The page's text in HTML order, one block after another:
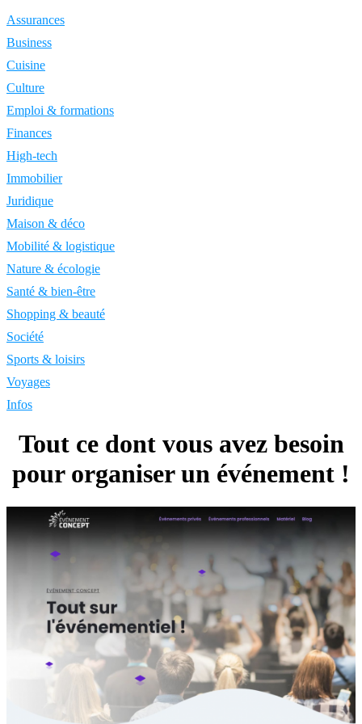
Assurances
Business
Cuisine
Culture
Emploi & formations
Finances
High-tech
Immobilier
Juridique
Maison & déco
Mobilité & logistique
Nature & écologie
Santé & bien-être
Shopping & beauté
Société
Sports & loisirs
Voyages
Infos
Tout ce dont vous avez besoin
pour organiser un événement !